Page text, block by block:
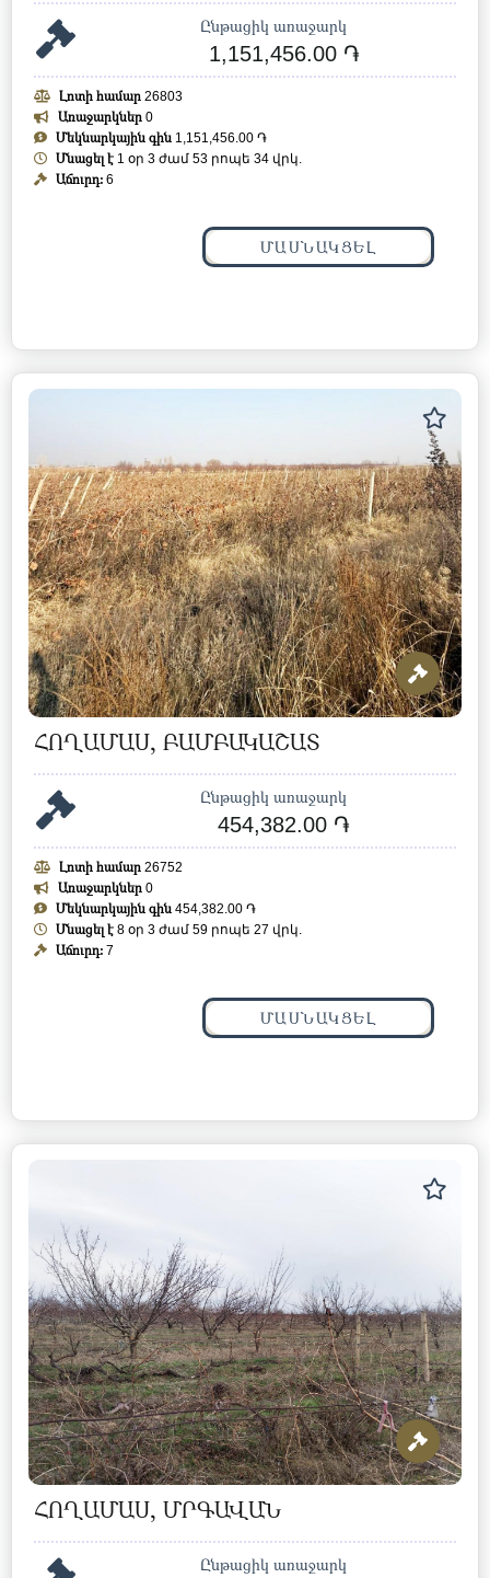
Ընթացիկ առաջարկ
1,151,456.00 ֏
Լոտի համար 26803
Առաջարկներ 0
Մեկնարկային գին 1,151,456.00 ֏
Մնացել է 1 օր 3 ժամ 53 րոպե 31 վրկ.
Աճուրդ: 6
ՄԱՍՆԱԿՑԵԼ
ՀՈՂԱՄԱՍ, ԲԱՄԲԱԿԱՇԱՏ
Ընթացիկ առաջարկ
454,382.00 ֏
Լոտի համար 26752
Առաջարկներ 0
Մեկնարկային գին 454,382.00 ֏
Մնացել է 8 օր 3 ժամ 59 րոպե 24 վրկ.
Աճուրդ: 7
ՄԱՍՆԱԿՑԵԼ
ՀՈՂԱՄԱՍ, ՄՐԳԱՎԱՆ
Ընթացիկ առաջարկ